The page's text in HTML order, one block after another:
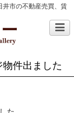
井市の不動産売買、賃
件出ました